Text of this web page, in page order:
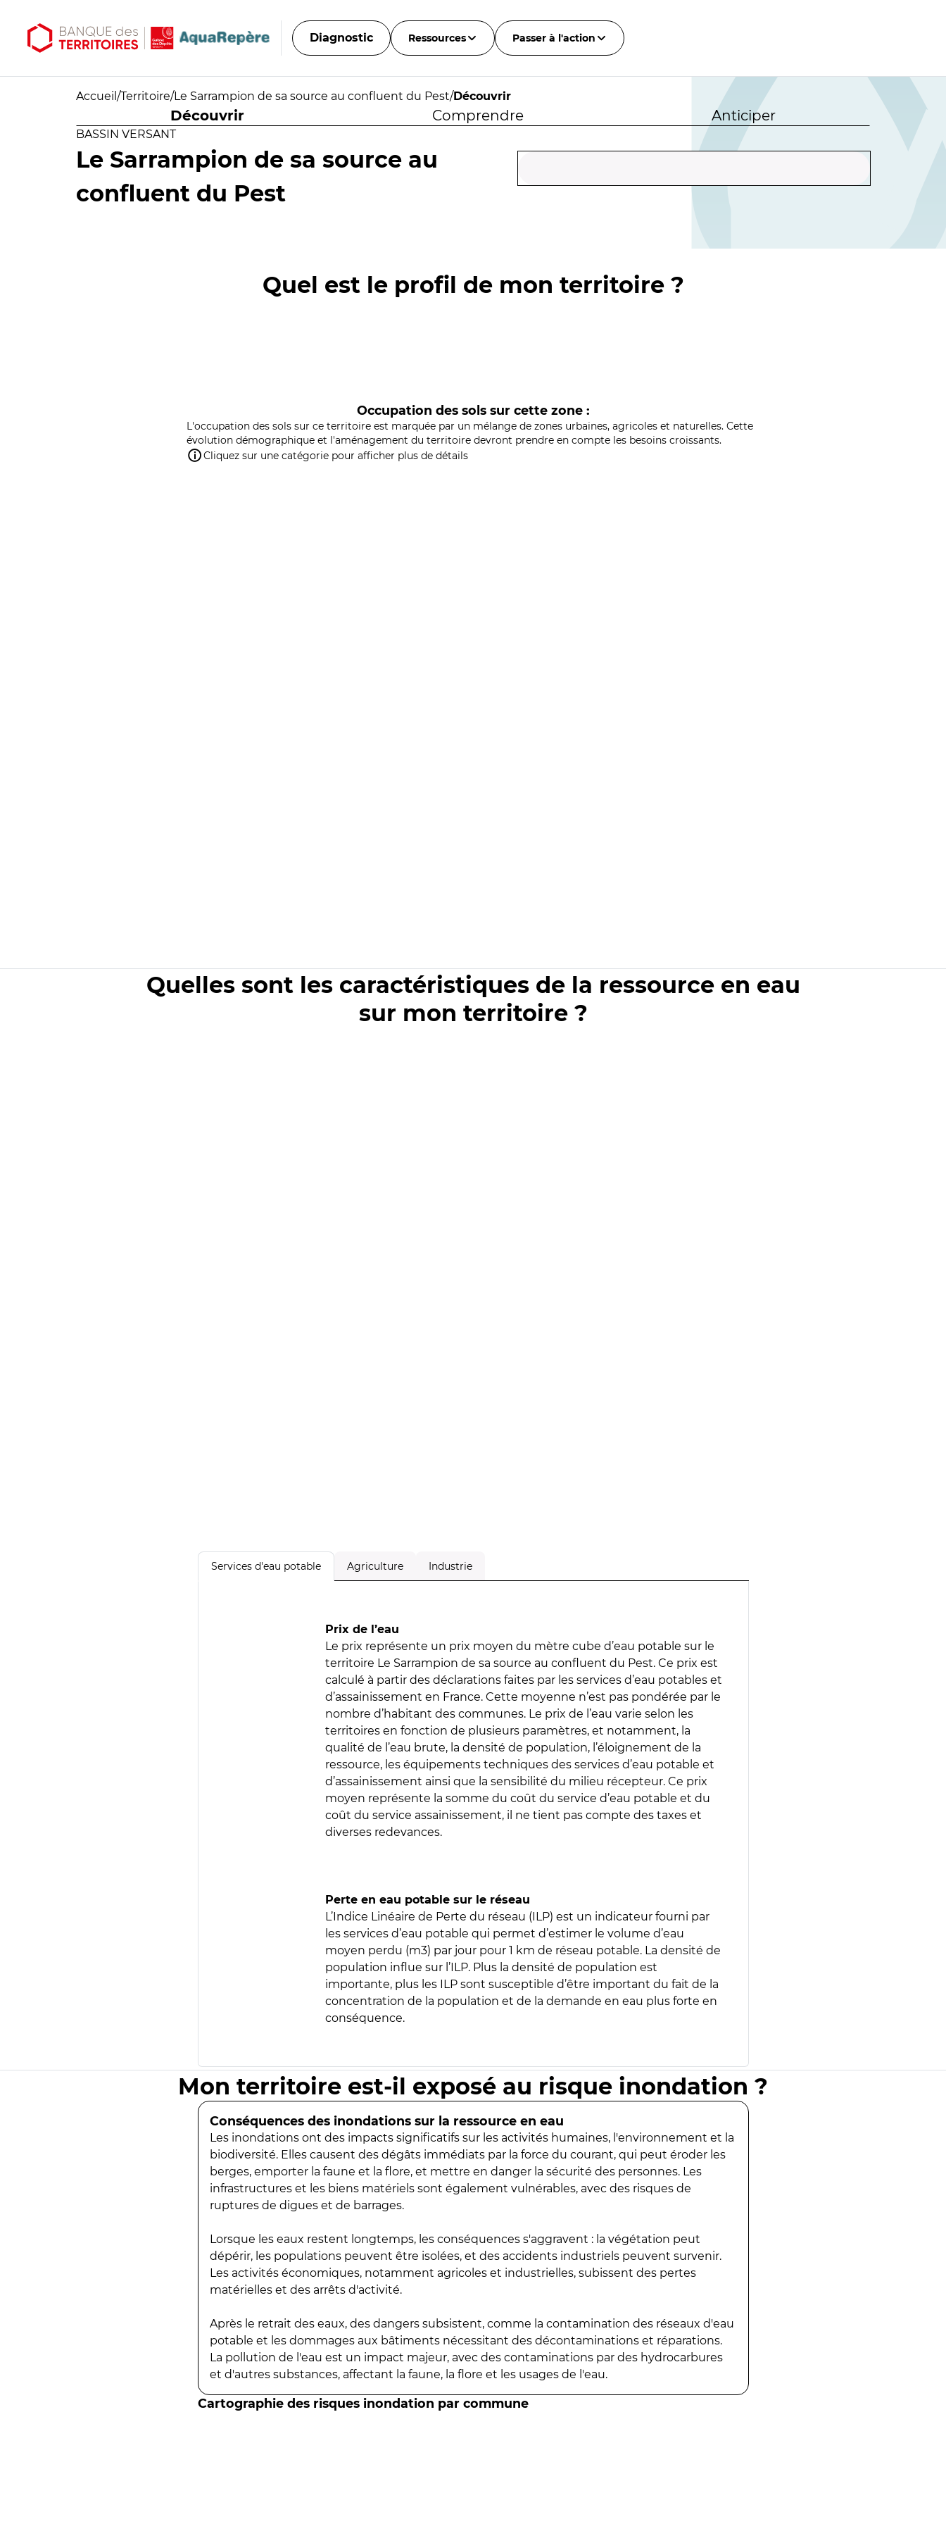
Diagnostic Ressources Passer à l'action
Accueil /Territoire/Le Sarrampion de sa source au confluent du Pest/Découvrir
Découvrir Comprendre Anticiper
BASSIN VERSANT
Le Sarrampion de sa source au
confluent du Pest
Quel est le profil de mon territoire ?
Occupation des sols sur cette zone :
L'occupation des sols sur ce territoire est marquée par un mélange de zones urbaines, agricoles et naturelles. Cette
évolution démographique et l'aménagement du territoire devront prendre en compte les besoins croissants.
Cliquez sur une catégorie pour afficher plus de détails
Quelles sont les caractéristiques de la ressource en eau
sur mon territoire ?
Services d'eau potable Agriculture Industrie
Prix de l’eau
Le prix représente un prix moyen du mètre cube d’eau potable sur le
territoire Le Sarrampion de sa source au confluent du Pest. Ce prix est
calculé à partir des déclarations faites par les services d’eau potables et
d’assainissement en France. Cette moyenne n’est pas pondérée par le
nombre d’habitant des communes. Le prix de l’eau varie selon les
territoires en fonction de plusieurs paramètres, et notamment, la
qualité de l’eau brute, la densité de population, l’éloignement de la
ressource, les équipements techniques des services d’eau potable et
d’assainissement ainsi que la sensibilité du milieu récepteur. Ce prix
moyen représente la somme du coût du service d’eau potable et du
coût du service assainissement, il ne tient pas compte des taxes et
diverses redevances.
Perte en eau potable sur le réseau
L’Indice Linéaire de Perte du réseau (ILP) est un indicateur fourni par
les services d’eau potable qui permet d’estimer le volume d’eau
moyen perdu (m3) par jour pour 1 km de réseau potable. La densité de
population influe sur l’ILP. Plus la densité de population est
importante, plus les ILP sont susceptible d’être important du fait de la
concentration de la population et de la demande en eau plus forte en
conséquence.
Mon territoire est-il exposé au risque inondation ?
Conséquences des inondations sur la ressource en eau
Les inondations ont des impacts significatifs sur les activités humaines, l'environnement et la
biodiversité. Elles causent des dégâts immédiats par la force du courant, qui peut éroder les
berges, emporter la faune et la flore, et mettre en danger la sécurité des personnes. Les
infrastructures et les biens matériels sont également vulnérables, avec des risques de
ruptures de digues et de barrages.
Lorsque les eaux restent longtemps, les conséquences s'aggravent : la végétation peut
dépérir, les populations peuvent être isolées, et des accidents industriels peuvent survenir.
Les activités économiques, notamment agricoles et industrielles, subissent des pertes
matérielles et des arrêts d'activité.
Après le retrait des eaux, des dangers subsistent, comme la contamination des réseaux d'eau
potable et les dommages aux bâtiments nécessitant des décontaminations et réparations.
La pollution de l'eau est un impact majeur, avec des contaminations par des hydrocarbures
et d'autres substances, affectant la faune, la flore et les usages de l'eau.
Cartographie des risques inondation par commune